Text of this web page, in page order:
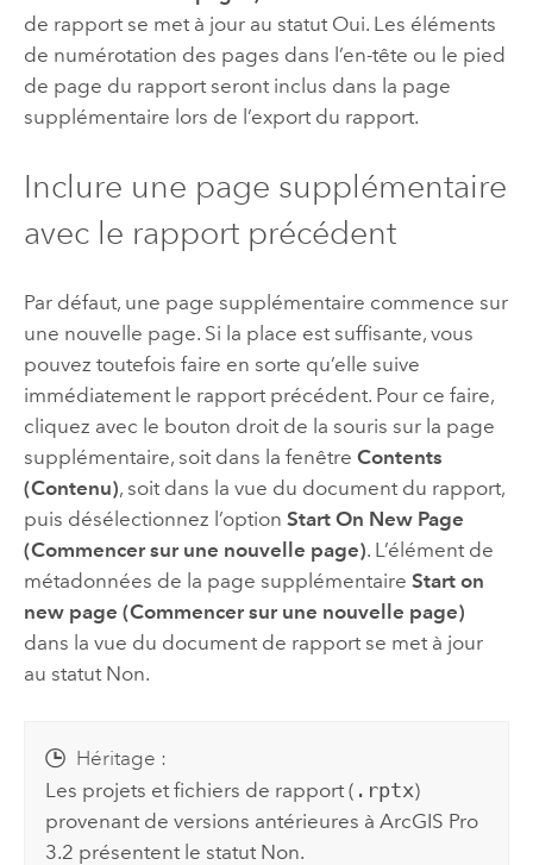
de rapport se met à jour au statut Oui. Les éléments
de numérotation des pages dans l’en-tête ou le pied
de page du rapport seront inclus dans la page
supplémentaire lors de l’export du rapport.
Inclure une page supplémentaire
avec le rapport précédent
Par défaut, une page supplémentaire commence sur
une nouvelle page. Si la place est suffisante, vous
pouvez toutefois faire en sorte qu’elle suive
immédiatement le rapport précédent. Pour ce faire,
cliquez avec le bouton droit de la souris sur la page
supplémentaire, soit dans la fenêtre Contents
(Contenu), soit dans la vue du document du rapport,
puis désélectionnez l’option Start On New Page
(Commencer sur une nouvelle page). L’élément de
métadonnées de la page supplémentaire Start on
new page (Commencer sur une nouvelle page)
dans la vue du document de rapport se met à jour
au statut Non.
Héritage :
Les projets et fichiers de rapport ( .rptx)
provenant de versions antérieures àArcGIS Pro
3.2 présentent le statut Non.